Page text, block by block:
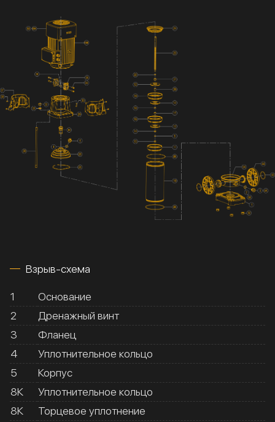
Взрыв-схема
1
Основание
2
Дренажный винт
3
Фланец
4
Уплотнительное кольцо
5
Корпус
8К
Уплотнительное кольцо
8К
Торцевое уплотнение